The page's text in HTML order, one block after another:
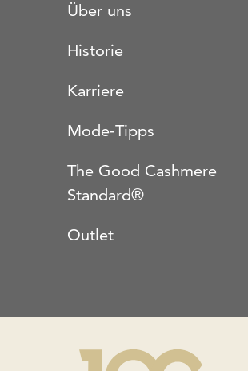
Über uns
Historie
Karriere
Mode-Tipps
The Good Cashmere
Standard®
Outlet